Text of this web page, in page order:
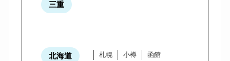
三重
北海道 札幌 小樽
函館